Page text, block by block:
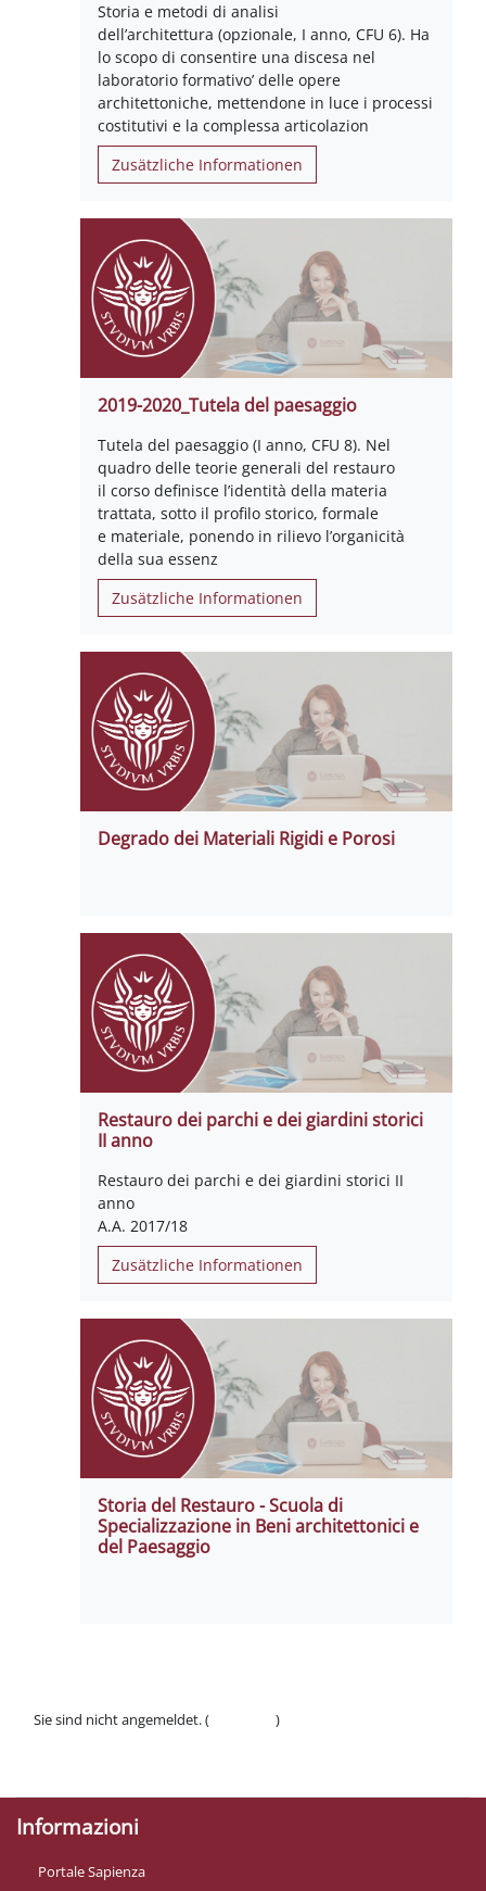
Storia e metodi di analisi
dell’architettura (opzionale, I anno, CFU 6). Ha
lo scopo di consentire una discesa nel
laboratorio formativo’ delle opere
architettoniche, mettendone in luce i processi
costitutivi e la complessa articolazion
Zusätzliche Informationen
2019-2020_Tutela del paesaggio
Tutela del paesaggio (I anno, CFU 8). Nel
quadro delle teorie generali del restauro
il corso definisce l’identità della materia
trattata, sotto il profilo storico, formale
e materiale, ponendo in rilievo l’organicità
della sua essenz
Zusätzliche Informationen
Degrado dei Materiali Rigidi e Porosi
Restauro dei parchi e dei giardini storici
II anno
Restauro dei parchi e dei giardini storici II
anno
A.A. 2017/18
Zusätzliche Informationen
Storia del Restauro - Scuola di
Specializzazione in Beni architettonici e
del Paesaggio
Sie sind nicht angemeldet. (
)
Informazioni
Portale Sapienza